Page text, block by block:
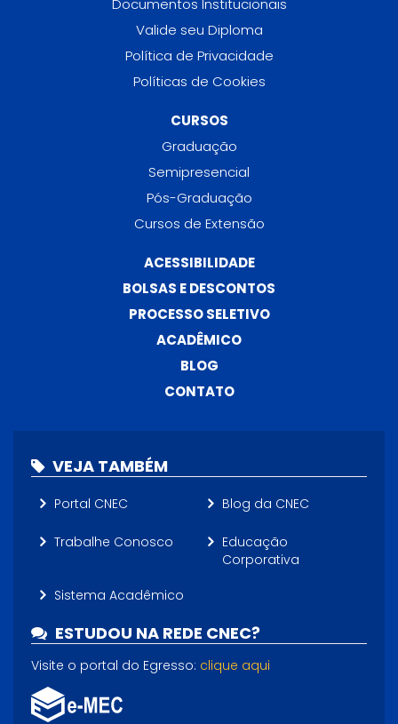
Documentos Institucionais
Valide seu Diploma
Política de Privacidade
Políticas de Cookies
CURSOS
Graduação
Semipresencial
Pós-Graduação
Cursos de Extensão
ACESSIBILIDADE
BOLSAS E DESCONTOS
PROCESSO SELETIVO
ACADÊMICO
BLOG
CONTATO
VEJA TAMBÉM
Portal CNEC Blog da CNEC
Trabalhe Conosco
Educação
Corporativa
Sistema Acadêmico
ESTUDOU NA REDE CNEC?
Visite o portal do Egresso: clique aqui